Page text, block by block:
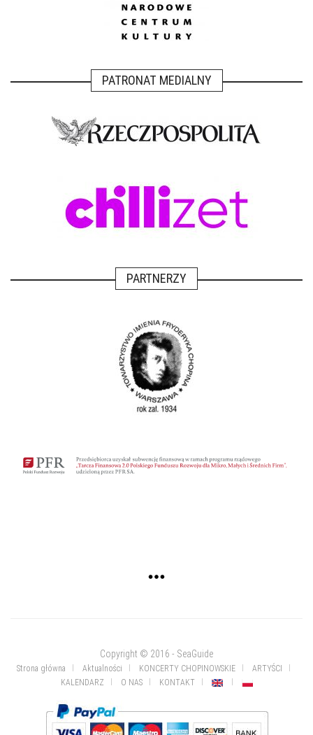
PATRONAT MEDIALNY
PARTNERZY
Copyright © 2016 - SeaGuide
Strona główna Aktualności KONCERTY CHOPINOWSKIE
ARTYŚCI
KALENDARZ
O NAS KONTAKT